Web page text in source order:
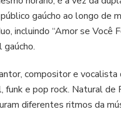
gaúcho ao longo de
incluindo “Amor se Você
gaúcho.
compositor e
funk e pop rock. Natural
diferentes ritmos da